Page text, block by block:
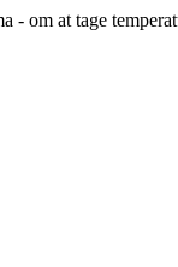
- om at tage